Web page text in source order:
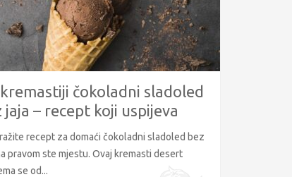
čokoladni sladoled
jaja – recept koji uspijeva
putrecept za domaći čokoladni sladoled bez
pravom ste mjestu. Ovaj kremasti desert
se od...